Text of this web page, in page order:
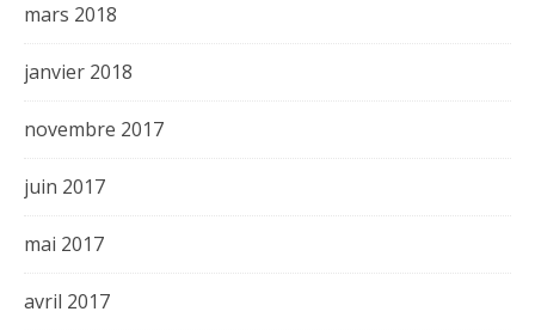
mars 2018
janvier 2018
novembre 2017
juin 2017
mai 2017
avril 2017